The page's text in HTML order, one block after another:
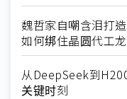
魏哲家自嘲含泪打
如何绑住晶圆代工
从DeepSeek到
关键时刻